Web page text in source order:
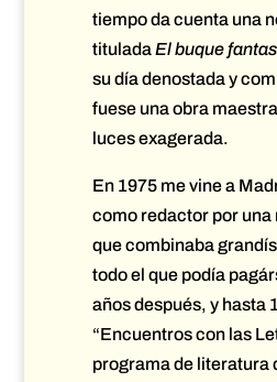
tiempo da cuenta una
tituladaEl buque
su día denostada y
fuese una obra
luces exagerada.
En 1975 me vine a
como redactor por una
que combinaba
todo el que podía
años después, y hasta
“Encuentros con las
programa de literatura